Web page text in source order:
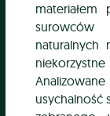
materiałem
surowców
usychalność